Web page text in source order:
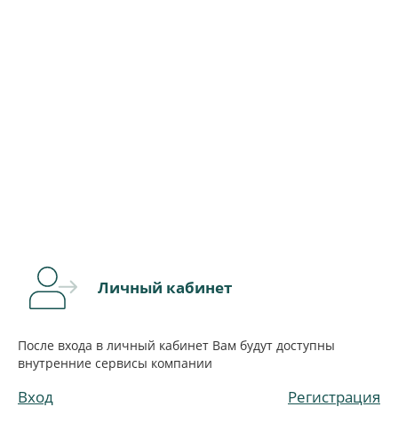
Личный кабинет
После входа в личный кабинет Вам будут доступны
внутренние сервисы компании
Вход Регистрация